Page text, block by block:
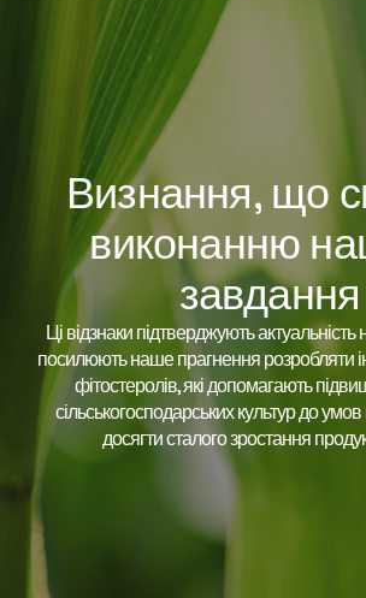
Визнання, що
виконанню
завдання
Ці відзнаки підтверджують
посилюють наше прагнення розробляти
фітостеролів, які допомагають
сільськогосподарських культур до
досягти сталого зростання